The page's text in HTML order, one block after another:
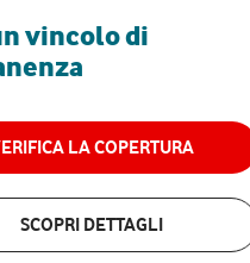
vincolo di
LA COPERTURA
SCOPRI DETTAGLI
RETE FISSA + VODAFONE CLUB
29,95€
permanenza
VERIFICA LA COPERTURA